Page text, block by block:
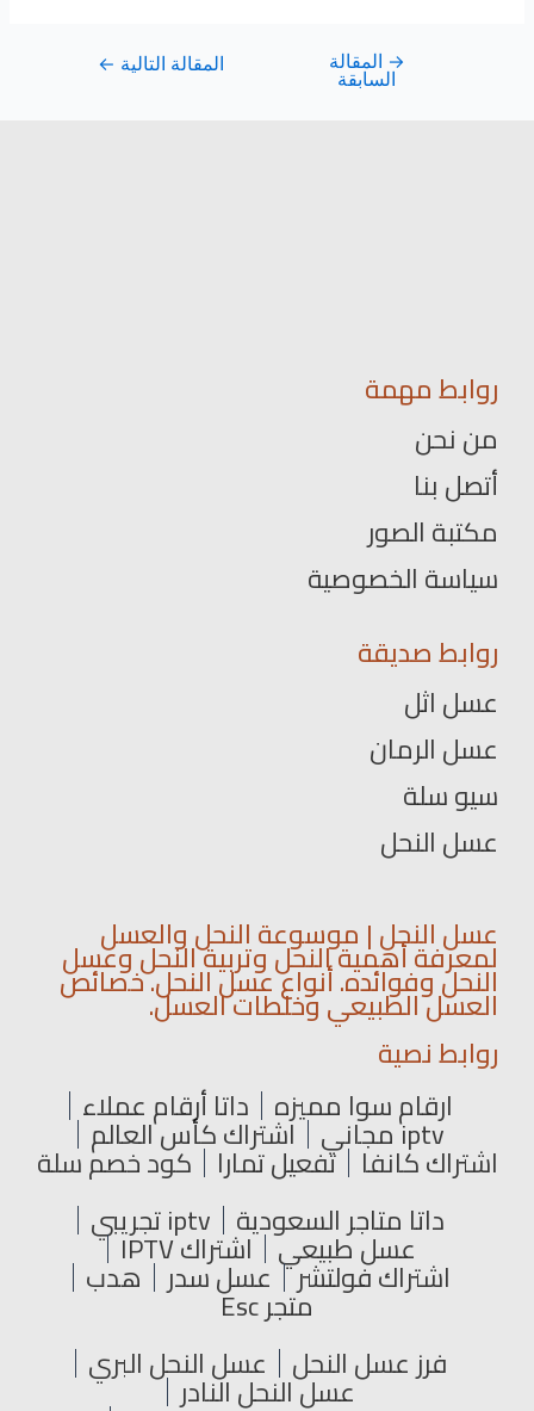
→ المقالة
السابقة
المقالة التالية ←
روابط مهمة
من نحن
أتصل بنا
مكتبة الصور
سياسة الخصوصية
روابط صديقة
عسل اثل
عسل الرمان
سيو سلة
عسل النحل
عسل النحل | موسوعة النحل والعسل
لمعرفة أهمية النحل وتربية النحل وعسل
النحل وفوائده. أنواع عسل النحل. خصائص
العسل الطبيعي وخلطات العسل.
روابط نصية
ارقام سوا مميزه داتا أرقام عملاء
iptv مجاني اشتراك كأس العالم
اشتراك كانفا تفعيل تمارا كود خصم سلة
داتا متاجر السعودية iptv تجريبي
عسل طبيعي اشتراك IPTV
اشتراك فولتشر عسل سدر هدب
متجر Esc
فرز عسل النحل عسل النحل البري
عسل النحل النادر